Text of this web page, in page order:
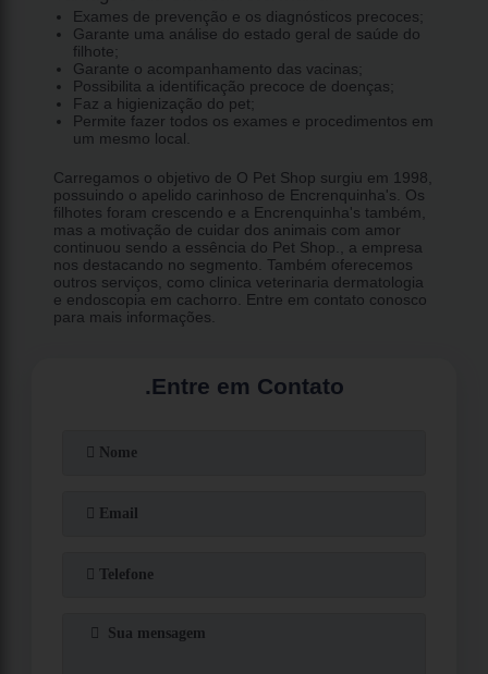
Exames de prevenção e os diagnósticos precoces;
Garante uma análise do estado geral de saúde do
filhote;
Garante o acompanhamento das vacinas;
Possibilita a identificação precoce de doenças;
Faz a higienização do pet;
Permite fazer todos os exames e procedimentos em
um mesmo local.
Carregamos o objetivo de O Pet Shop surgiu em 1998,
possuindo o apelido carinhoso de Encrenquinha's. Os
filhotes foram crescendo e a Encrenquinha's também,
mas a motivação de cuidar dos animais com amor
continuou sendo a essência do Pet Shop., a empresa
nos destacando no segmento. Também oferecemos
outros serviços, como clinica veterinaria dermatologia
e endoscopia em cachorro. Entre em contato conosco
para mais informações.
.Entre em Contato